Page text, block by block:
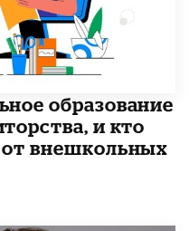
образование
и кто
внешкольных